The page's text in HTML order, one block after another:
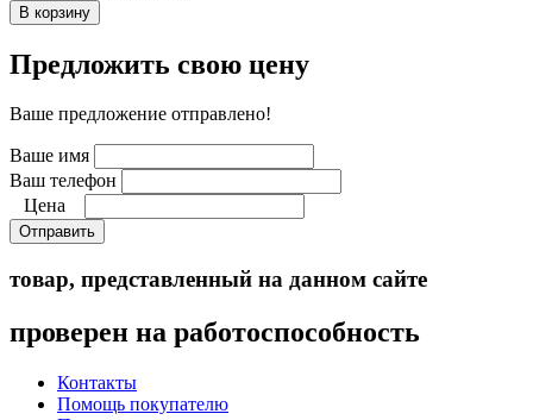
Предложить свою цену
Ваше предложение отправлено!
Ваше имя
Ваш телефон
Цена
Отправить
товар, представленный на данном сайте
проверен на работоспособность
Контакты
Помощь покупателю